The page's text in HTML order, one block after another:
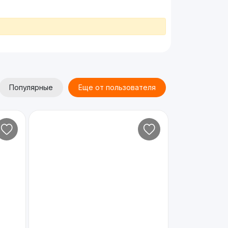
Популярные Еще от пользователя